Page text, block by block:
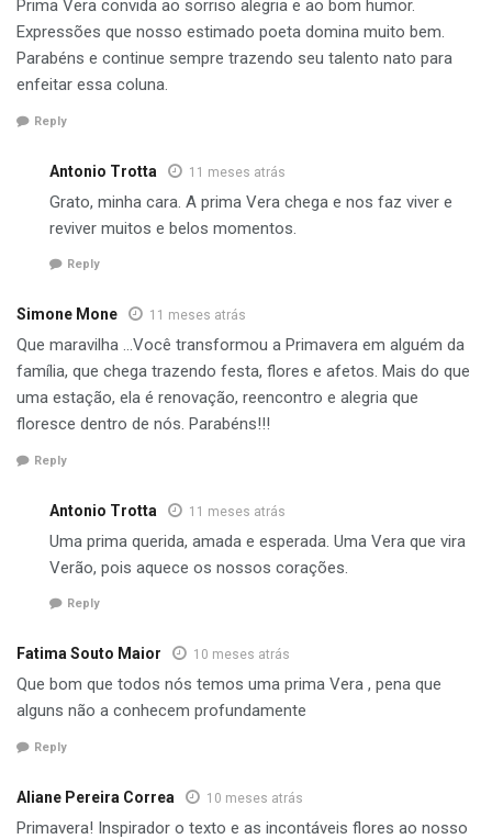
Prima Vera convida ao sorriso alegria e ao bom humor.
Expressões que nosso estimado poeta domina muito bem.
Parabéns e continue sempre trazendo seu talento nato para
enfeitar essa coluna.
Reply
Antonio Trotta 11 meses atrás
Grato, minha cara. A prima Vera chega e nos faz viver e
reviver muitos e belos momentos.
Reply
Simone Mone 11 meses atrás
Que maravilha …Você transformou a Primavera em alguém da
família, que chega trazendo festa, flores e afetos. Mais do que
uma estação, ela é renovação, reencontro e alegria que
floresce dentro de nós. Parabéns!!!
Reply
Antonio Trotta 11 meses atrás
Uma prima querida, amada e esperada. Uma Vera que vira
Verão, pois aquece os nossos corações.
Reply
Fatima Souto Maior 10 meses atrás
Que bom que todos nós temos uma prima Vera , pena que
alguns não a conhecem profundamente
Reply
Aliane Pereira Correa 10 meses atrás
Primavera! Inspirador o texto e as incontáveis flores ao nosso